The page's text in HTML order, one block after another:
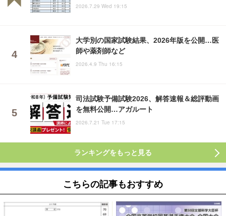
2026.7.29 Wed 19:15
大学別の国家試験結果、2026年版を公開…医
師や薬剤師など
2026.4.9 Thu 16:15
司法試験予備試験2026、解答速報＆総評動画
を無料公開…アガルート
2026.7.21 Tue 17:15
ランキングをもっと見る
こちらの記事もおすすめ